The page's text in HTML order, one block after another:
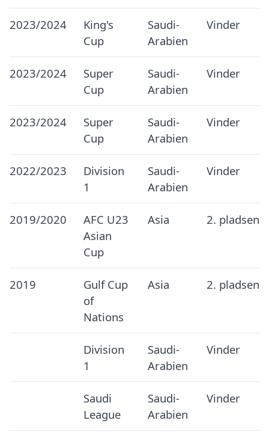
2023/2024
King's
Cup
Saudi-
Arabien
Vinder
2023/2024
Super
Cup
Saudi-
Arabien
Vinder
2023/2024
Super
Cup
Saudi-
Arabien
Vinder
2022/2023
Division
1
Saudi-
Arabien
Vinder
2019/2020
AFC U23
Asian
Cup
Asia 2. pladsen
2019
Gulf Cup
of
Nations
Asia 2. pladsen
Division
1
Saudi-
Arabien
Vinder
Saudi
League
Saudi-
Arabien
Vinder